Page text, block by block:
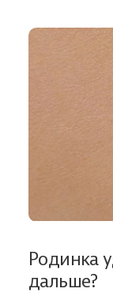
Родинка
дальше?